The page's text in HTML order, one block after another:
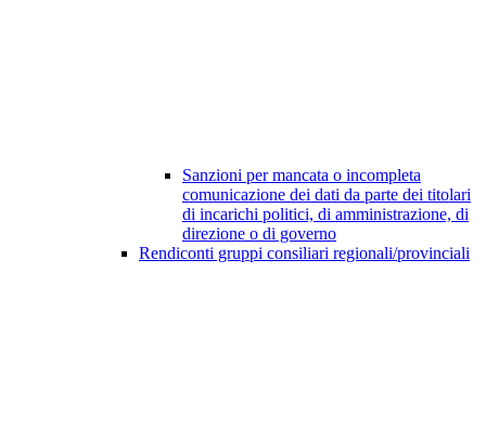
Sanzioni per mancata o incompleta
comunicazione dei dati da parte dei titolari
di incarichi politici, di amministrazione, di
direzione o di governo
Rendiconti gruppi consiliari regionali/provinciali